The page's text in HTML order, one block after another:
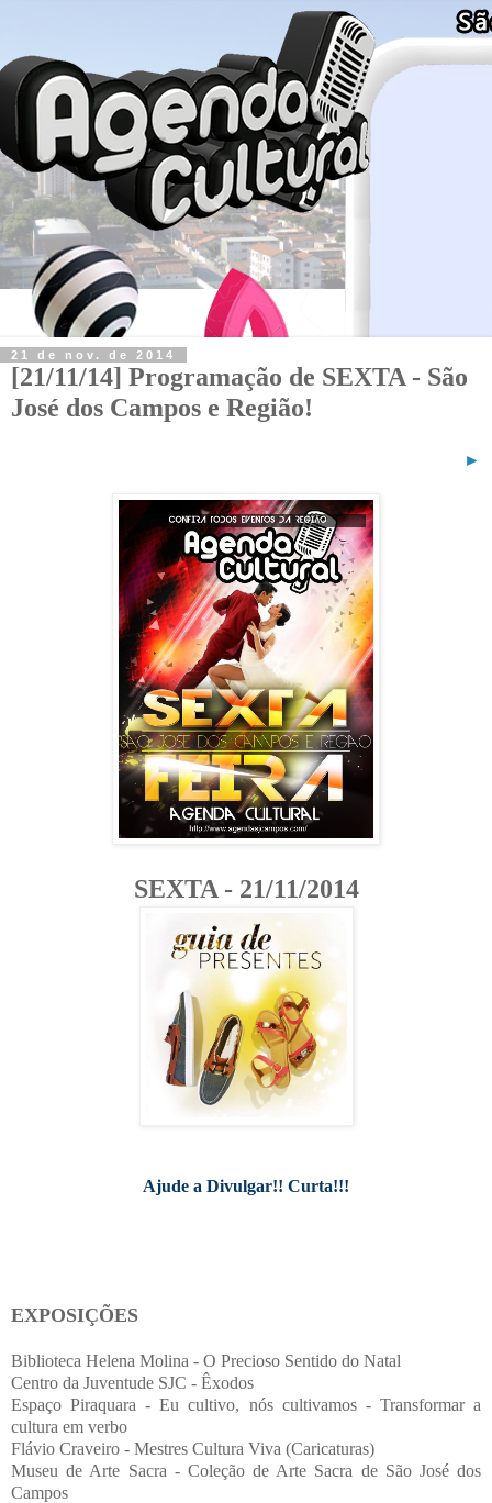
21 de nov. de 2014
[21/11/14] Programação de SEXTA - São
José dos Campos e Região!
►
SEXTA - 21/11/2014
Ajude a Divulgar!! Curta!!!
EXPOSIÇÕES
Biblioteca Helena Molina - O Precioso Sentido do Natal
Centro da Juventude SJC - Êxodos
Espaço Piraquara - Eu cultivo, nós cultivamos - Transformar a
cultura em verbo
Flávio Craveiro - Mestres Cultura Viva (Caricaturas)
Museu de Arte Sacra - Coleção de Arte Sacra de São José dos
Campos